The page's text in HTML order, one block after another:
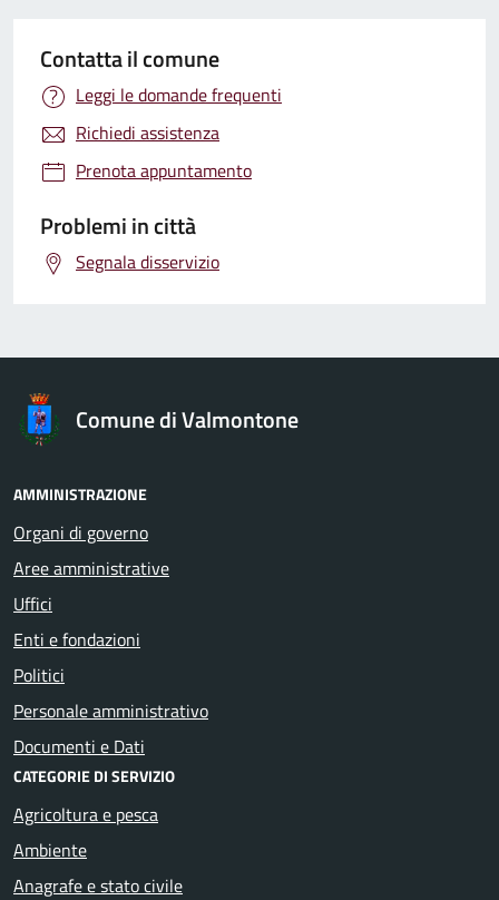
Contatta il comune
Leggi le domande frequenti
Richiedi assistenza
Prenota appuntamento
Problemi in città
Segnala disservizio
Comune di Valmontone
AMMINISTRAZIONE
Organi di governo
Aree amministrative
Uffici
Enti e fondazioni
Politici
Personale amministrativo
Documenti e Dati
CATEGORIE DI SERVIZIO
Agricoltura e pesca
Ambiente
Anagrafe e stato civile